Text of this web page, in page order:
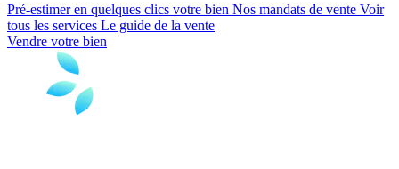
Pré-estimer en quelques clics votre bien Nos mandats de vente Voir
tous les services Le guide de la vente
Vendre votre bien